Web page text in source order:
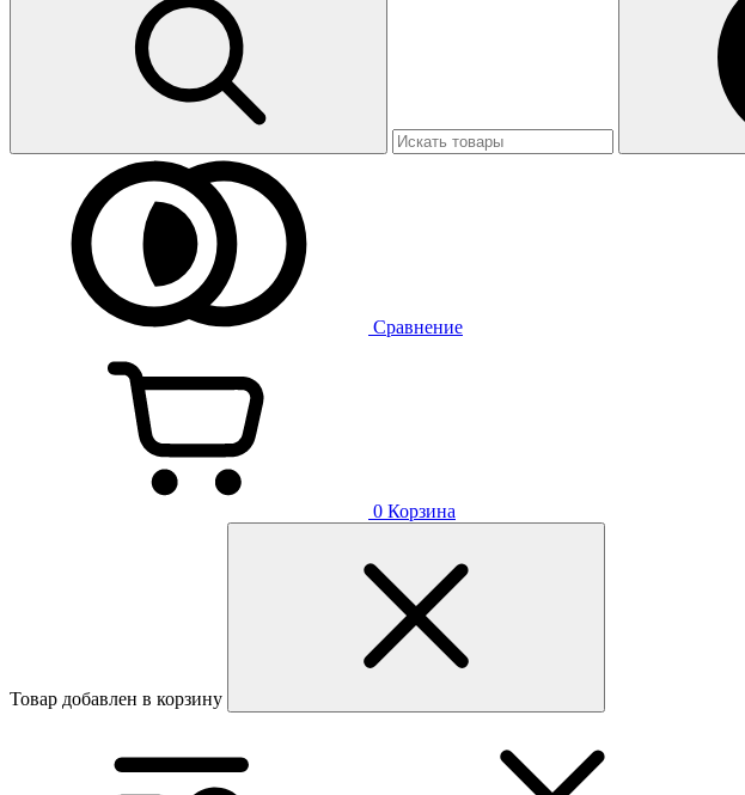
Сравнение
0 Корзина
Товар добавлен в корзину